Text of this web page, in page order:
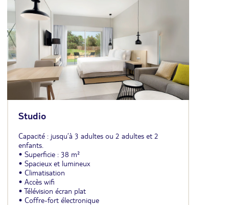
Studio
Capacité : jusqu’à 3 adultes ou 2 adultes et 2
enfants.
• Superficie : 38 m²
• Spacieux et lumineux
• Climatisation
• Accès wifi
• Télévision écran plat
• Coffre-fort électronique